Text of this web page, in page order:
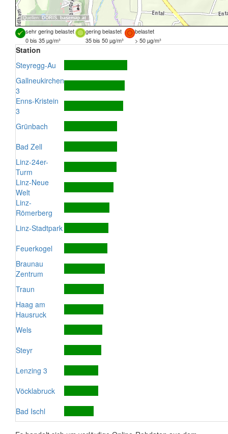
Quellen: DORIS, basemap.at
sehr gering belastet gering belastet
belastet
0 bis 35 µg/m³
35 bis 50 µg/m³ > 50 µg/m³
Station
Steyregg-Au
Gallneukirchen
3
Enns-Kristein
3
Grünbach
Bad Zell
Linz-24er-
Turm
Linz-Neue
Welt
Linz-
Römerberg
Linz-Stadtpark
Feuerkogel
Braunau
Zentrum
Traun
Haag am
Hausruck
Wels
Steyr
Lenzing 3
Vöcklabruck
Bad Ischl